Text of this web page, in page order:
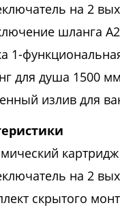
на 2
шланга
1-
для душа 1500
излив для
на 2
скрытого